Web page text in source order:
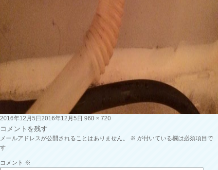
投
稿
日:
2016年12月5日 2016年12月5日 フ
サ
960 × 720
コメントを残す
メールアドレスが公開されることはありません。 ※ が付いている欄は必須項目で
す
コメント ※